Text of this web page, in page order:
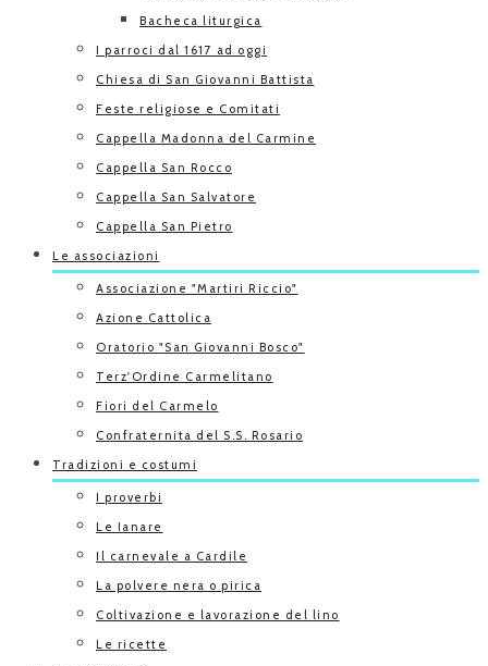
Bacheca liturgica
I parroci dal 1617 ad oggi
Chiesa di San Giovanni Battista
Feste religiose e Comitati
Cappella Madonna del Carmine
Cappella San Rocco
Cappella San Salvatore
Cappella San Pietro
Le associazioni
Associazione "Martiri Riccio"
Azione Cattolica
Oratorio "San Giovanni Bosco"
Terz'Ordine Carmelitano
Fiori del Carmelo
Confraternita del S.S. Rosario
Tradizioni e costumi
I proverbi
Le Ianare
Il carnevale a Cardile
La polvere nera o pirica
Coltivazione e lavorazione del lino
Le ricette